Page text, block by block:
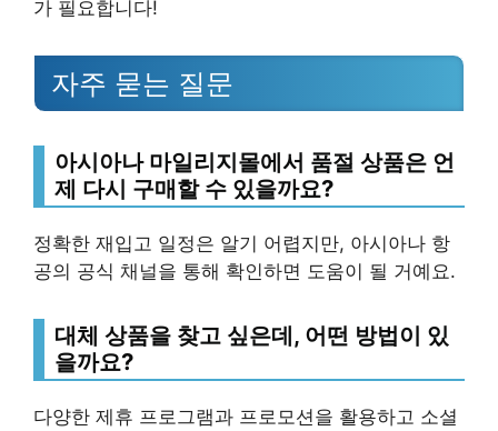
가 필요합니다!
자주 묻는 질문
아시아나 마일리지몰에서 품절 상품은 언
제 다시 구매할 수 있을까요?
정확한 재입고 일정은 알기 어렵지만, 아시아나 항
공의 공식 채널을 통해 확인하면 도움이 될 거예요.
대체 상품을 찾고 싶은데, 어떤 방법이 있
을까요?
다양한 제휴 프로그램과 프로모션을 활용하고 소셜